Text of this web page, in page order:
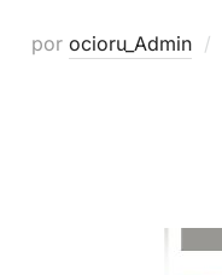
por ocioru_Admin